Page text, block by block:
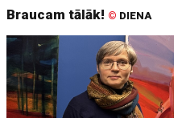
Braucam tālāk! © DIENA